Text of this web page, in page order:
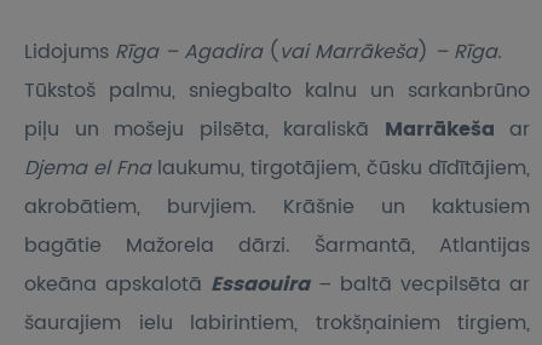
Lidojums Rīga – Agadira (vai Marrākeša) – Rīga.
Tūkstoš palmu, sniegbalto kalnu un sarkanbrūno
piļu un mošeju pilsēta, karaliskā Marrākeša ar
Djema el Fnalaukumu, tirgotājiem, čūsku dīdītājiem,
akrobātiem, burvjiem. Krāšnie un kaktusiem
bagātie Mažorela dārzi. Šarmantā, Atlantijas
okeāna apskalotā Essaouira – baltā vecpilsēta ar
šaurajiem ielu labirintiem, trokšņainiem tirgiem,